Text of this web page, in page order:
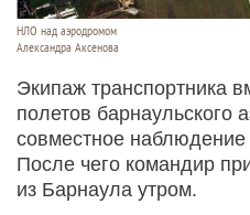
НЛО над аэродромом
Александра Аксенова
Экипаж транспортника
полетов барнаульского
совместное наблюдение
После чего командир
из Барнаула утром.